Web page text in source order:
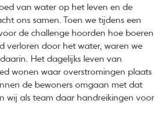
van water op het leven en de
ons samen. Toen we tijdens een
de challenge hoorden hoe boeren
verloren door het water, waren we
Het dagelijks leven van
wonen waar overstromingen plaats
de bewoners omgaan met dat
wij als team daar handreikingen voor